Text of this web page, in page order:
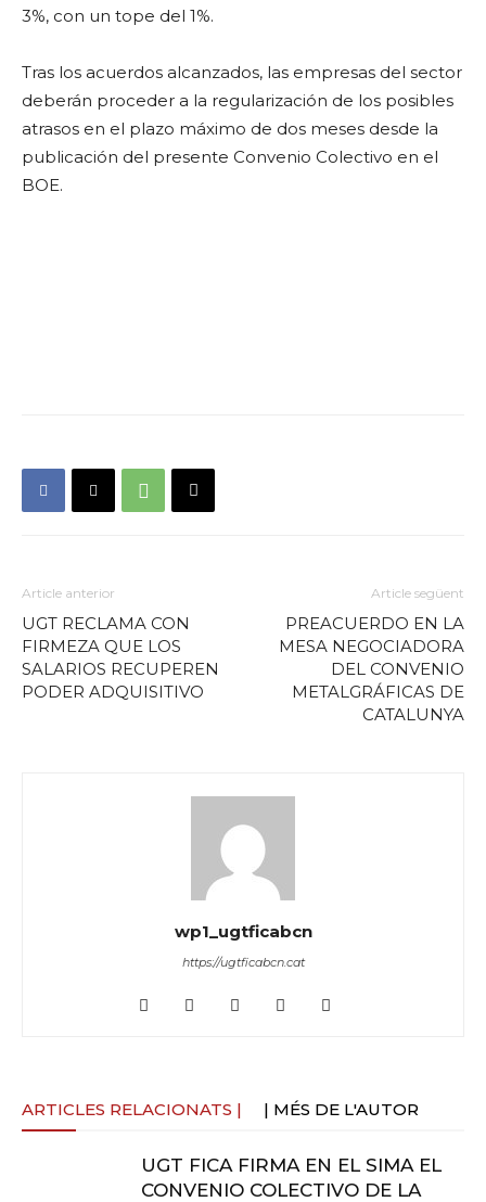
3%, con un tope del 1%.
Tras los acuerdos alcanzados, las empresas del sector
deberán proceder a la regularización de los posibles
atrasos en el plazo máximo de dos meses desde la
publicación del presente Convenio Colectivo en el
BOE.
Article anterior
UGT RECLAMA CON
FIRMEZA QUE LOS
SALARIOS RECUPEREN
PODER ADQUISITIVO
Article següent
PREACUERDO EN LA
MESA NEGOCIADORA
DEL CONVENIO
METALGRÁFICAS DE
CATALUNYA
wp1_ugtficabcn
https://ugtficabcn.cat
ARTICLES RELACIONATS | | MÉS DE L'AUTOR
UGT FICA FIRMA EN EL SIMA EL
CONVENIO COLECTIVO DE LA